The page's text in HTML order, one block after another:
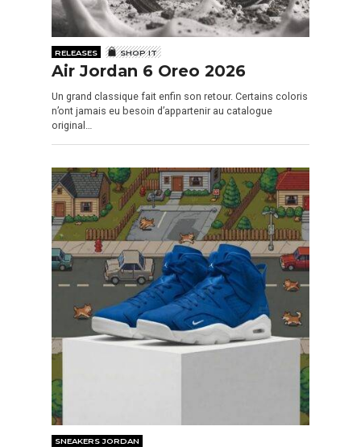
RELEASES SHOP IT
Air Jordan 6 Oreo 2026
Un grand classique fait enfin son retour. Certains coloris
n’ont jamais eu besoin d’appartenir au catalogue
original…
SNEAKERS JORDAN